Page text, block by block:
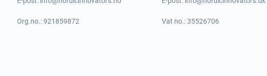
Org.no.: 921859872 Vat no.: 35526706